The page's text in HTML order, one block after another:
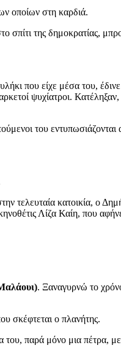
οποίων στη καρδιά.
σπίτι της δημοκρατίας,
που είχε μέσα του, έδινε
ψυχίατροι.
του
τελευταία κατοικία, ο
Λίζα Καίη, που
. Ξαναγυρνώ το
σκέφτεται ο πλανήτης.
του, παρά μόνο μια πέτρα,